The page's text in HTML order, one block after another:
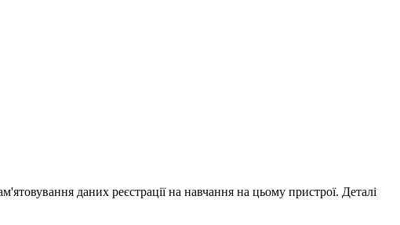
даних реєстрації на навчання на цьому пристрої. Деталі